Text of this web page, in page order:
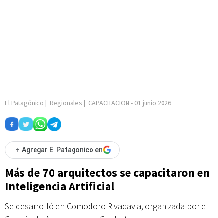
El Patagónico | Regionales | CAPACITACION - 01 junio 2026
+ Agregar El Patagonico en
Más de 70 arquitectos se capacitaron en
Inteligencia Artificial
Se desarrolló en Comodoro Rivadavia, organizada por el